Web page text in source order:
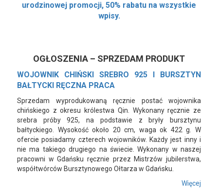
urodzinowej promocji, 50% rabatu na wszystkie
wpisy.
OGŁOSZENIA – SPRZEDAM PRODUKT
WOJOWNIK CHIŃSKI SREBRO 925 I BURSZTYN
BAŁTYCKI RĘCZNA PRACA
Sprzedam wyprodukowaną ręcznie postać wojownika
chińskiego z okresu królestwa Qin. Wykonany ręcznie ze
srebra próby 925, na podstawie z bryły bursztynu
bałtyckiego. Wysokość około 20 cm, waga ok 422 g. W
ofercie posiadamy czterech wojowników. Każdy jest inny i
nie ma takiego drugiego na świecie. Wykonany w naszej
pracowni w Gdańsku ręcznie przez Mistrzów jubilerstwa,
współtwórców Bursztynowego Ołtarza w Gdańsku.
Więcej